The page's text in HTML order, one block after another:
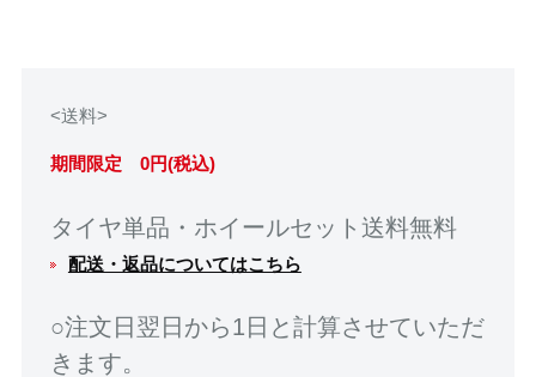
<送料>
期間限定 0円(税込)
タイヤ単品・ホイールセット送料無料
配送・返品についてはこちら
○注文日翌日から1日と計算させていただ
きます。